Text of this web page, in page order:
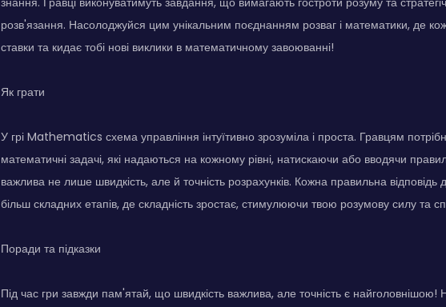
розв'язання. Насолоджуйся цим унікальним поєднанням розваг і математики, де
ставки та кидає тобі нові виклики в математичному завоюванні!
Як грати
У грі Mathematics схема управління інтуїтивно зрозуміла і проста. Гравцям
математичні задачі, які надаються на кожному рівні, натискаючи або вводячи
важлива не лише швидкість, але й точність розрахунків. Кожна правильна відповідь
більш складних етапів, де складність зростає, стимулюючи твою розумову силу та
Поради та підказки
Під час гри завжди пам'ятай, що швидкість важлива, але точність є